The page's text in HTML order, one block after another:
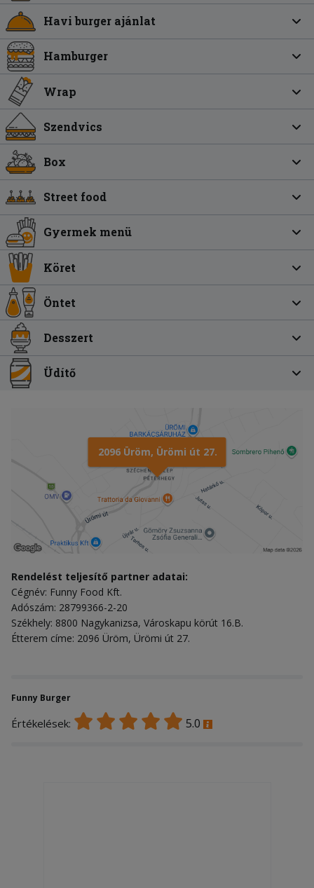
Havi burger ajánlat
Hamburger
Wrap
Szendvics
Box
Street food
Gyermek menü
Köret
Öntet
Desszert
Üdítő
2096 Üröm, Ürömi út 27.
Rendelést teljesítő partner adatai:
Cégnév: Funny Food Kft.
Adószám: 28799366-2-20
Székhely: 8800 Nagykanizsa, Városkapu körút 16.B.
Étterem címe: 2096 Üröm, Ürömi út 27.
Funny Burger
Értékelések: 5.0